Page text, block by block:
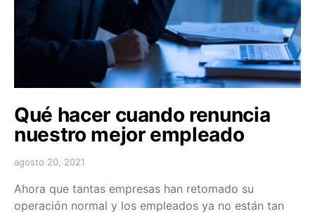
Qué hacer cuando renuncia
nuestro mejor empleado
agosto 20, 2021
Ahora que tantas empresas han retomado su
operación normal y los empleados ya no están tan